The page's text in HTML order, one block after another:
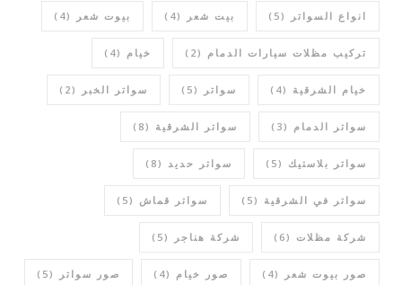
انواع السواتر (5) بيت شعر (4) بيوت شعر (4)
تركيب مظلات سيارات الدمام (2) خيام (4)
خيام الشرقية (4) سواتر (5) سواتر الخبر (2)
سواتر الدمام (3) سواتر الشرقية (8)
سواتر بلاستيك (5) سواتر حديد (8)
سواتر في الشرقية (5) سواتر قماش (5)
شركة مظلات (6) شركة هناجر (5)
صور بيوت شعر (4) صور خيام (4) صور سواتر (5)